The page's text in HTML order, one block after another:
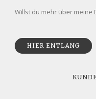
Willst du mehr über
HIER ENTLANG